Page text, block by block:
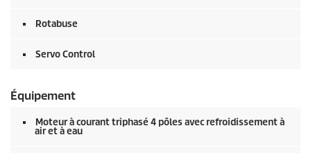
Rotabuse
Servo Control
Équipement
Moteur à courant triphasé 4 pôles avec refroidissement à
air et à eau